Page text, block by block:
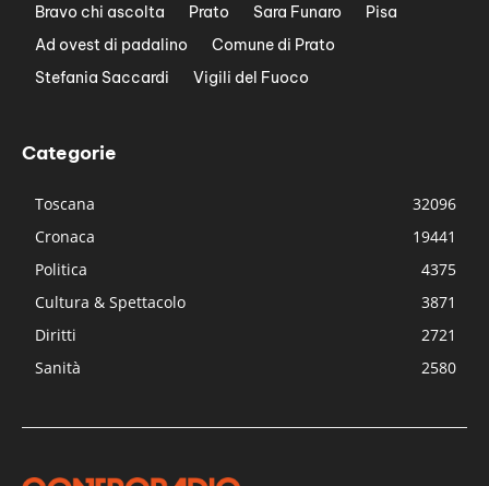
Bravo chi ascolta
Prato Sara Funaro
Pisa
Ad ovest di padalino
Comune di Prato
Stefania Saccardi
Vigili del Fuoco
Categorie
Toscana
32096
Cronaca
19441
Politica
4375
Cultura & Spettacolo
3871
Diritti
2721
Sanità
2580